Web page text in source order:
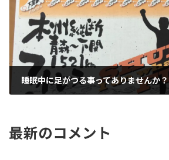
睡眠中に足がつる事ってありませんか？
最新のコメント